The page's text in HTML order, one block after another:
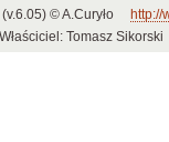
(v.6.05) © A.Curyło
http://
Właściciel: Tomasz Sikorski